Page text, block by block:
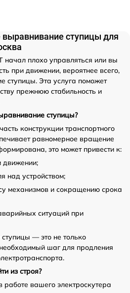
ступицы для
начал плохо управляться или вы
при движении, вероятнее всего,
ступицы. Эта услуга поможет
прежнюю стабильность и
ступицы?
конструкции транспортного
равномерное вращение
это может привести к:
движении;
над устройством;
механизмов и сокращению срока
ситуаций при
— это не только
шаг для продления
из строя?
работе вашего электроскутера